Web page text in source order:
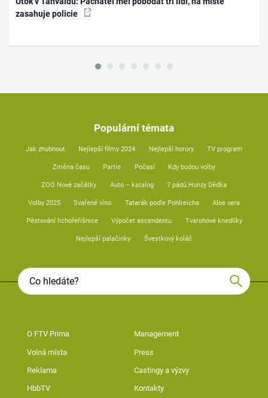
zasahuje policie
Populární témata
Jak zhubnout Nejlepší filmy 2024 Nejlepší horory TV program
Změna času Partie Počasí Kdy budou volby
ZOO Nové začátky Auto – katalog 7 pádů Honzy Dědka
Volby 2025 Svařené víno Tatarák podle Pohlreicha Aloe vera
Pěstování lichořeřišnice Výpočet ascendentu Tvarohové knedlíky
Nejlepší palačinky Švestkový koláč
O FTV Prima Management
Volná místa Press
Reklama Castingy a výzvy
HbbTV Kontakty